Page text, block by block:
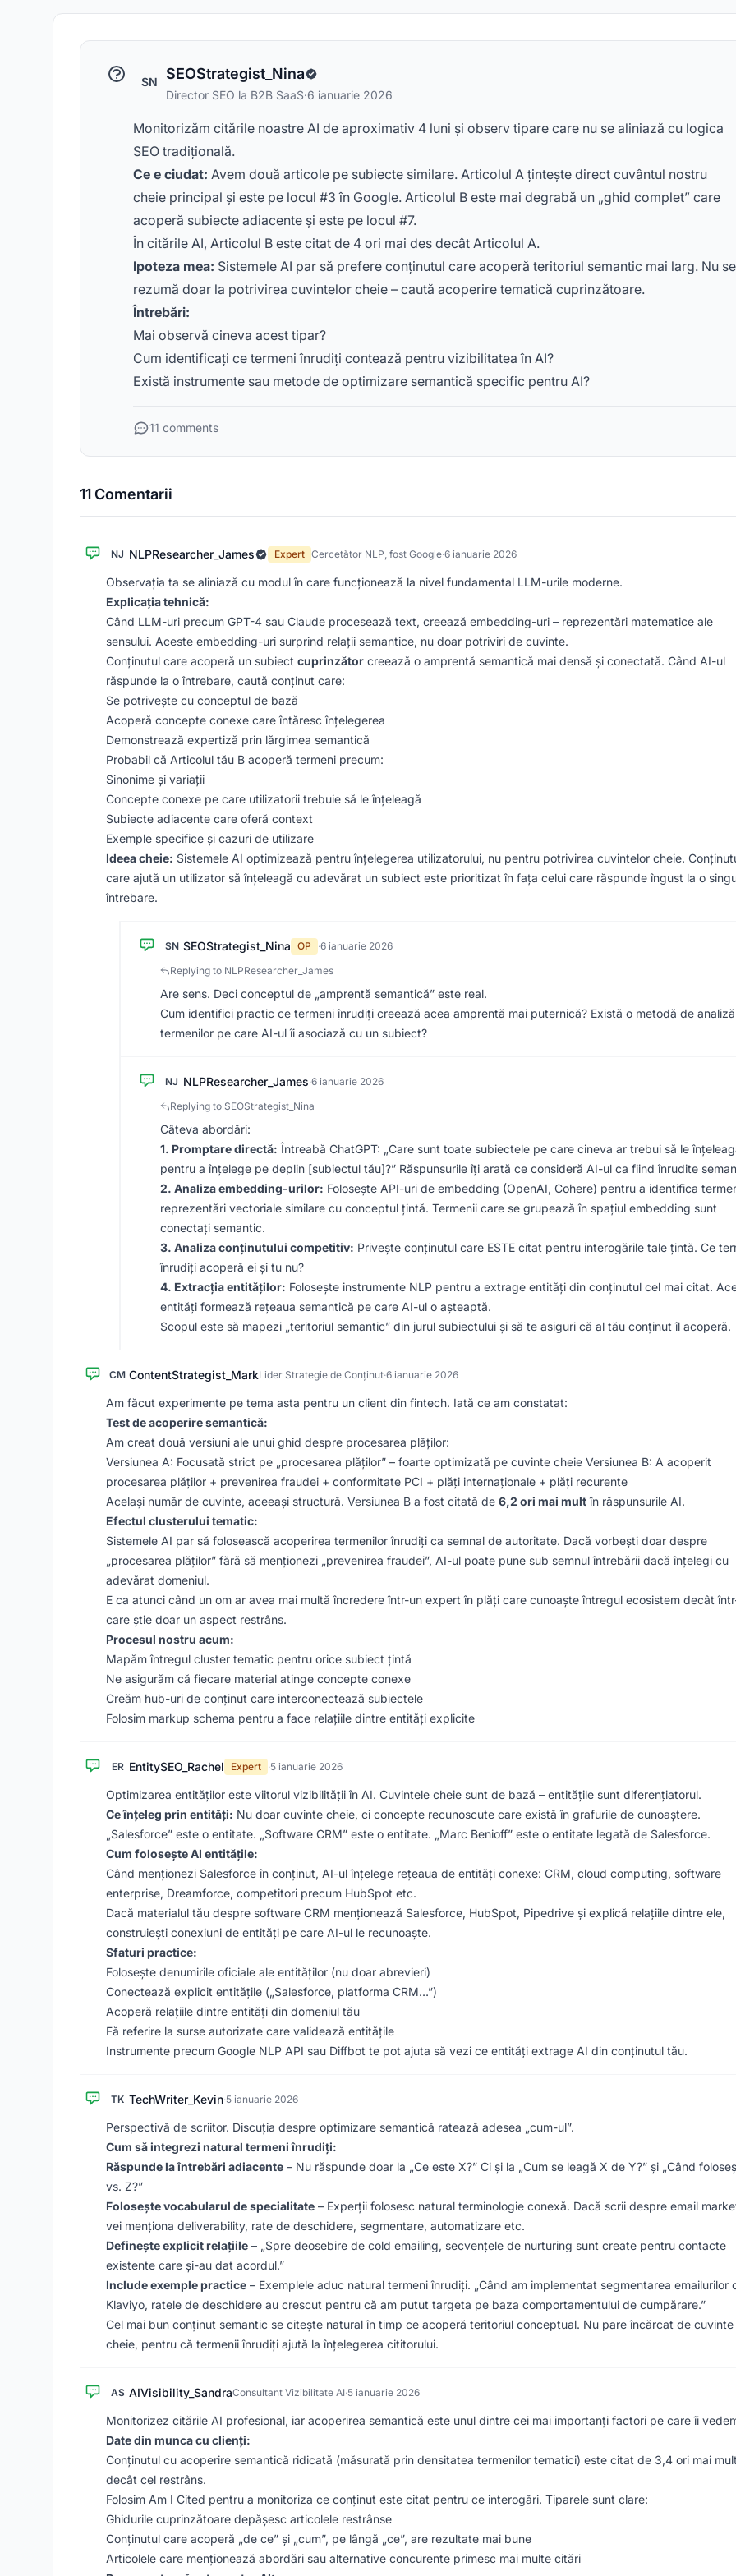
SN SEOStrategist_Nina
Director SEO la B2B SaaS·6 ianuarie 2026
Monitorizăm citările noastre AI de aproximativ 4 luni și observ tipare care nu se aliniază cu logica
SEO tradițională.
Ce e ciudat: Avem două articole pe subiecte similare. Articolul A țintește direct cuvântul nostru
cheie principal și este pe locul #3 în Google. Articolul B este mai degrabă un „ghid complet” care
acoperă subiecte adiacente și este pe locul #7.
În citările AI, Articolul B este citat de 4 ori mai des decât Articolul A.
Ipoteza mea: Sistemele AI par să prefere conținutul care acoperă teritoriul semantic mai larg. Nu se
rezumă doar la potrivirea cuvintelor cheie – caută acoperire tematică cuprinzătoare.
Întrebări:
Mai observă cineva acest tipar?
Cum identificați ce termeni înrudiți contează pentru vizibilitatea în AI?
Există instrumente sau metode de optimizare semantică specific pentru AI?
11 comments
11 Comentarii
NJ NLPResearcher_James Expert Cercetător NLP, fost Google·6 ianuarie 2026
Observația ta se aliniază cu modul în care funcționează la nivel fundamental LLM-urile moderne.
Explicația tehnică:
Când LLM-uri precum GPT-4 sau Claude procesează text, creează embedding-uri – reprezentări matematice ale
sensului. Aceste embedding-uri surprind relații semantice, nu doar potriviri de cuvinte.
Conținutul care acoperă un subiect cuprinzător creează o amprentă semantică mai densă și conectată. Când AI-ul
răspunde la o întrebare, caută conținut care:
Se potrivește cu conceptul de bază
Acoperă concepte conexe care întăresc înțelegerea
Demonstrează expertiză prin lărgimea semantică
Probabil că Articolul tău B acoperă termeni precum:
Sinonime și variații
Concepte conexe pe care utilizatorii trebuie să le înțeleagă
Subiecte adiacente care oferă context
Exemple specifice și cazuri de utilizare
Ideea cheie: Sistemele AI optimizează pentru înțelegerea utilizatorului, nu pentru potrivirea cuvintelor cheie.
care ajută un utilizator să înțeleagă cu adevărat un subiect este prioritizat în fața celui care răspunde îngust la o
întrebare.
SN SEOStrategist_Nina OP ·6 ianuarie 2026
Replying to NLPResearcher_James
Are sens. Deci conceptul de „amprentă semantică” este real.
Cum identifici practic ce termeni înrudiți creează acea amprentă mai puternică? Există o metodă de
termenilor pe care AI-ul îi asociază cu un subiect?
NJ NLPResearcher_James·6 ianuarie 2026
Replying to SEOStrategist_Nina
Câteva abordări:
1. Promptare directă: Întreabă ChatGPT: „Care sunt toate subiectele pe care cineva ar trebui să le
pentru a înțelege pe deplin [subiectul tău]?” Răspunsurile îți arată ce consideră AI-ul ca fiind înrudite
2. Analiza embedding-urilor: Folosește API-uri de embedding (OpenAI, Cohere) pentru a identifica
reprezentări vectoriale similare cu conceptul țintă. Termenii care se grupează în spațiul embedding sunt
conectați semantic.
3. Analiza conținutului competitiv: Privește conținutul care ESTE citat pentru interogările tale țintă. Ce
înrudiți acoperă ei și tu nu?
4. Extracția entităților: Folosește instrumente NLP pentru a extrage entități din conținutul cel mai citat.
entități formează rețeaua semantică pe care AI-ul o așteaptă.
Scopul este să mapezi „teritoriul semantic” din jurul subiectului și să te asiguri că al tău conținut îl acoperă.
CM ContentStrategist_MarkLider Strategie de Conținut·6 ianuarie 2026
Am făcut experimente pe tema asta pentru un client din fintech. Iată ce am constatat:
Test de acoperire semantică:
Am creat două versiuni ale unui ghid despre procesarea plăților:
Versiunea A: Focusată strict pe „procesarea plăților” – foarte optimizată pe cuvinte cheie Versiunea B: A acoperit
procesarea plăților + prevenirea fraudei + conformitate PCI + plăți internaționale + plăți recurente
Același număr de cuvinte, aceeași structură. Versiunea B a fost citată de 6,2 ori mai mult în răspunsurile AI.
Efectul clusterului tematic:
Sistemele AI par să folosească acoperirea termenilor înrudiți ca semnal de autoritate. Dacă vorbești doar despre
„procesarea plăților” fără să menționezi „prevenirea fraudei”, AI-ul poate pune sub semnul întrebării dacă înțelegi cu
adevărat domeniul.
E ca atunci când un om ar avea mai multă încredere într-un expert în plăți care cunoaște întregul ecosistem decât
care știe doar un aspect restrâns.
Procesul nostru acum:
Mapăm întregul cluster tematic pentru orice subiect țintă
Ne asigurăm că fiecare material atinge concepte conexe
Creăm hub-uri de conținut care interconectează subiectele
Folosim markup schema pentru a face relațiile dintre entități explicite
ER EntitySEO_Rachel Expert ·5 ianuarie 2026
Optimizarea entităților este viitorul vizibilității în AI. Cuvintele cheie sunt de bază – entitățile sunt diferențiatorul.
Ce înțeleg prin entități: Nu doar cuvinte cheie, ci concepte recunoscute care există în grafurile de cunoaștere.
„Salesforce” este o entitate. „Software CRM” este o entitate. „Marc Benioff” este o entitate legată de Salesforce.
Cum folosește AI entitățile:
Când menționezi Salesforce în conținut, AI-ul înțelege rețeaua de entități conexe: CRM, cloud computing, software
enterprise, Dreamforce, competitori precum HubSpot etc.
Dacă materialul tău despre software CRM menționează Salesforce, HubSpot, Pipedrive și explică relațiile dintre ele,
construiești conexiuni de entități pe care AI-ul le recunoaște.
Sfaturi practice:
Folosește denumirile oficiale ale entităților (nu doar abrevieri)
Conectează explicit entitățile („Salesforce, platforma CRM…”)
Acoperă relațiile dintre entități din domeniul tău
Fă referire la surse autorizate care validează entitățile
Instrumente precum Google NLP API sau Diffbot te pot ajuta să vezi ce entități extrage AI din conținutul tău.
TK TechWriter_Kevin·5 ianuarie 2026
Perspectivă de scriitor. Discuția despre optimizare semantică ratează adesea „cum-ul”.
Cum să integrezi natural termeni înrudiți:
Răspunde la întrebări adiacente – Nu răspunde doar la „Ce este X?” Ci și la „Cum se leagă X de Y?” și „Când
vs. Z?”
Folosește vocabularul de specialitate – Experții folosesc natural terminologie conexă. Dacă scrii despre email
vei menționa deliverability, rate de deschidere, segmentare, automatizare etc.
Definește explicit relațiile – „Spre deosebire de cold emailing, secvențele de nurturing sunt create pentru contacte
existente care și-au dat acordul.”
Include exemple practice – Exemplele aduc natural termeni înrudiți. „Când am implementat segmentarea emailurilor
Klaviyo, ratele de deschidere au crescut pentru că am putut targeta pe baza comportamentului de cumpărare.”
Cel mai bun conținut semantic se citește natural în timp ce acoperă teritoriul conceptual. Nu pare încărcat de cuvinte
cheie, pentru că termenii înrudiți ajută la înțelegerea cititorului.
AS AIVisibility_SandraConsultant Vizibilitate AI·5 ianuarie 2026
Monitorizez citările AI profesional, iar acoperirea semantică este unul dintre cei mai importanți factori pe care îi
Date din munca cu clienți:
Conținutul cu acoperire semantică ridicată (măsurată prin densitatea termenilor tematici) este citat de 3,4 ori mai mult
decât cel restrâns.
Folosim Am I Cited pentru a monitoriza ce conținut este citat pentru ce interogări. Tiparele sunt clare:
Ghidurile cuprinzătoare depășesc articolele restrânse
Conținutul care acoperă „de ce” și „cum”, pe lângă „ce”, are rezultate mai bune
Articolele care menționează abordări sau alternative concurente primesc mai multe citări